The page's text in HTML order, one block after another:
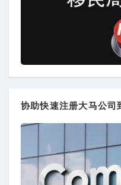
协助快速注册大马公司